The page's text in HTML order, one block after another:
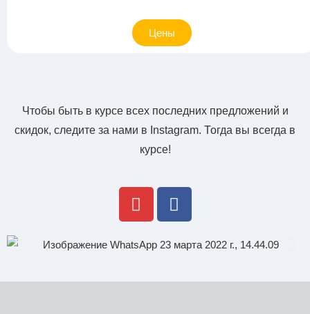
Цены
Чтобы быть в курсе всех последних предложений и
скидок, следите за нами в Instagram. Тогда вы всегда в
курсе!